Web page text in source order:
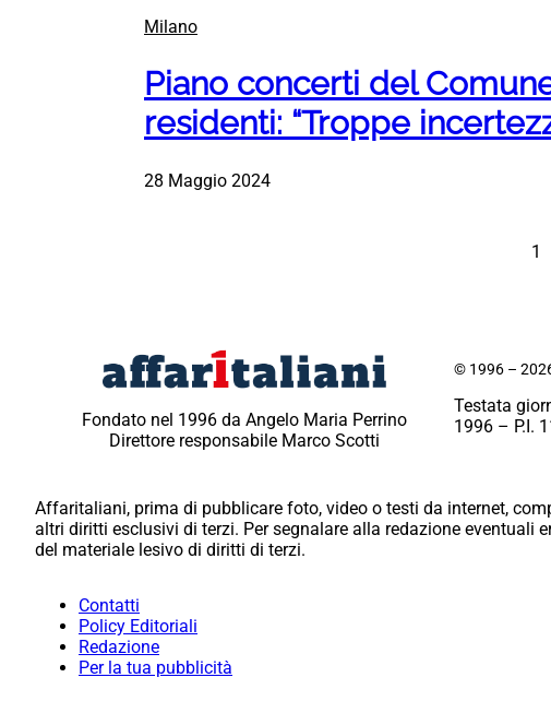
Milano
Piano concerti del
residenti: “Troppe
28 Maggio 2024
1
Fondato nel 1996 da Angelo Maria Perrino
Direttore responsabile Marco Scotti
© 1996 –
Testata
1996 – P.I.
Affaritaliani, prima di pubblicare foto, video o testi da internet,
altri diritti esclusivi di terzi. Per segnalare alla redazione eventuali
del materiale lesivo di diritti di terzi.
Contatti
Policy Editoriali
Redazione
Per la tua pubblicità